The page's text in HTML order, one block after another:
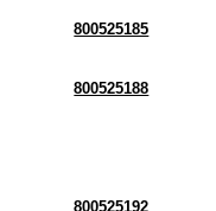
800525185
800525188
800525192